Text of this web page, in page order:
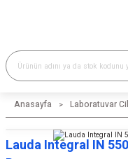
Anasayfa Laboratuvar
Lauda Integral IN